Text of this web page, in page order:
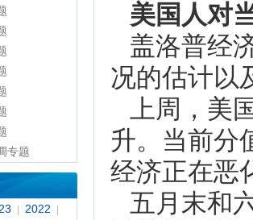
专题
2022
美国人对
盖洛普经
况的估计以
上周，美
升。当前分
经济正在恶
五月末和